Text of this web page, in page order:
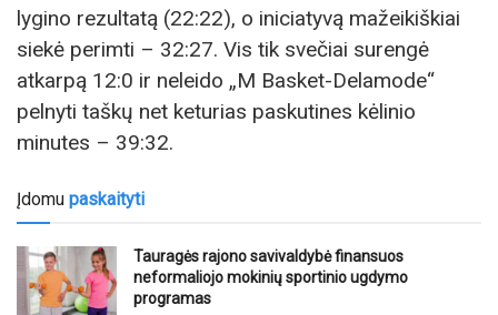
lygino rezultatą (22:22), o iniciatyvą mažeikiškiai
siekė perimti – 32:27. Vis tik svečiai surengė
atkarpą 12:0 ir neleido „M Basket-Delamode“
pelnyti taškų net keturias paskutines kėlinio
minutes – 39:32.
Įdomu paskaityti
Tauragės rajono savivaldybė finansuos
neformaliojo mokinių sportinio ugdymo
programas